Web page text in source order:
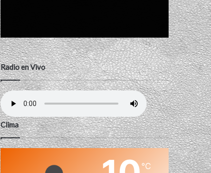
Radio en Vivo
Clima
℃